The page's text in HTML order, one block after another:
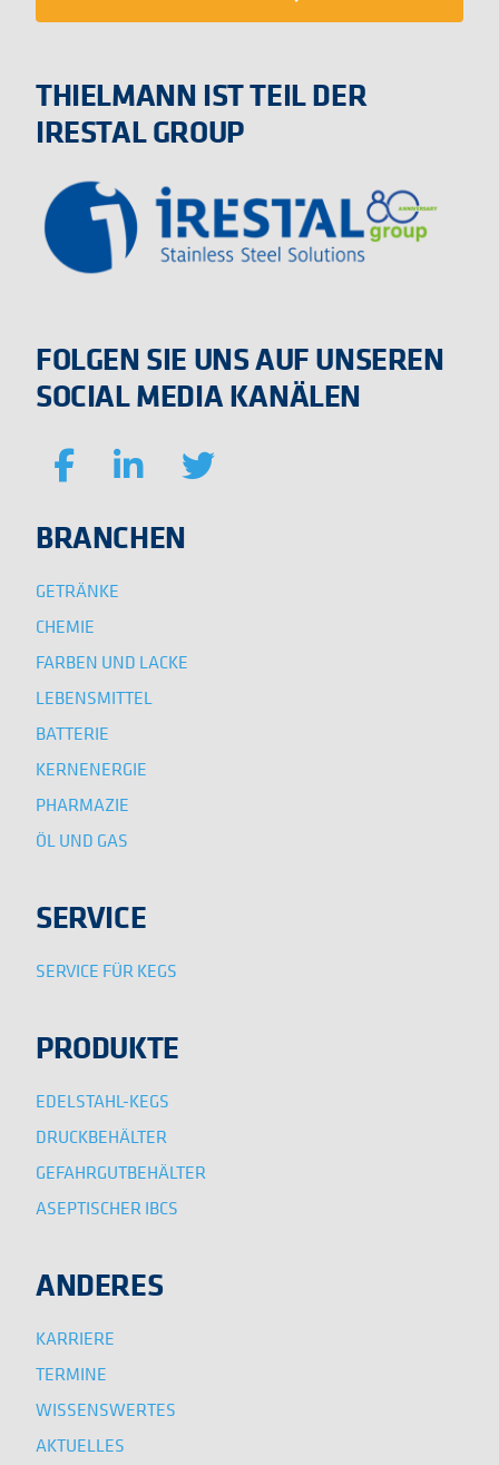
THIELMANN IST TEIL DER
IRESTAL GROUP
FOLGEN SIE UNS AUF UNSEREN
SOCIAL MEDIA KANÄLEN
BRANCHEN
GETRÄNKE
CHEMIE
FARBEN UND LACKE
LEBENSMITTEL
BATTERIE
KERNENERGIE
PHARMAZIE
ÖL UND GAS
SERVICE
SERVICE FÜR KEGS
PRODUKTE
EDELSTAHL-KEGS
DRUCKBEHÄLTER
GEFAHRGUTBEHÄLTER
ASEPTISCHER IBCS
ANDERES
KARRIERE
TERMINE
WISSENSWERTES
AKTUELLES